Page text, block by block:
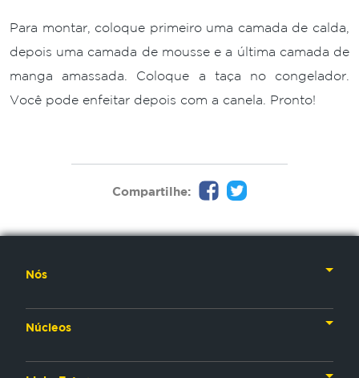
Para montar, coloque primeiro uma camada de calda,
depois uma camada de mousse e a última camada de
manga amassada. Coloque a taça no congelador.
Você pode enfeitar depois com a canela. Pronto!
Compartilhe:
Nós
Núcleos